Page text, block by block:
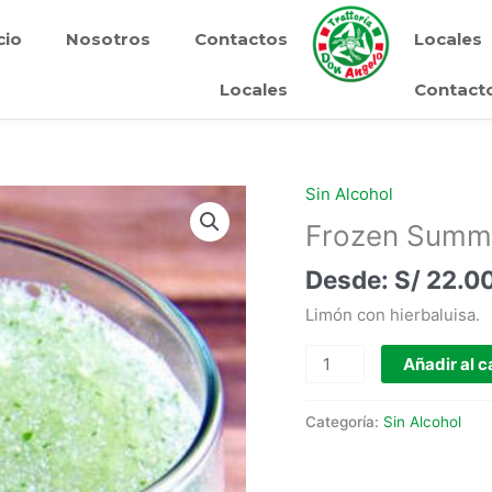
Nosotros Contactos
Locales
Locales
Sin Alcohol
Frozen
S/
Limón con hierbaluisa.
Frozen
Summer
Green
cantidad
Añadir al
Categoría: Sin Alcohol